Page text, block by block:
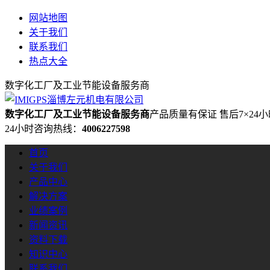
网站地图
关于我们
联系我们
热点大全
数字化工厂及工业节能设备服务商
数字化工厂及工业节能设备服务商产品质量有保证 售后7×24
24小时咨询热线： 4006227598
首页
关于我们
产品中心
解决方案
业绩案例
新闻资讯
资料下载
知识中心